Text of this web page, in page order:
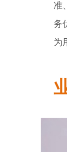
准
务
为